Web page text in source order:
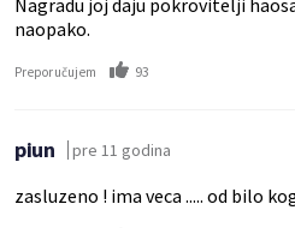
Nagradu joj daju pokrovitelji
naopako.
Preporučujem 93
piun pre 11 godina
zasluzeno ! ima veca ..... od bilo